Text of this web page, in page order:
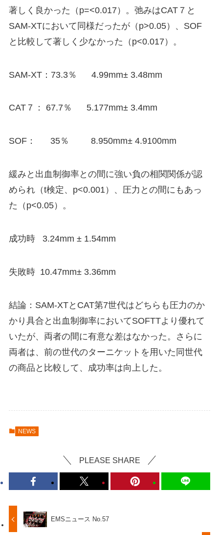
著しく良かった（p=<0.017）。弛みはCAT７と
SAM-XTにおいて同様だったが（p>0.05）、SOF
と比較して著しく少なかった（p<0.017）。
SAM-XT：73.3％ 4.99mm± 3.48mm
CAT７： 67.7％ 5.177mm± 3.4mm
SOF： 35％ 8.950mm± 4.9100mm
緩みと出血制御率との間に強い負の相関関係が認
められ（t検定、p<0.001）、圧力との間にもあっ
た（p<0.05）。
成功時 3.24mm ± 1.54mm
失敗時 10.47mm± 3.36mm
結論：SAM-XTとCAT第7世代はどちらも圧力のか
かり具合と出血制御率においてSOFTTより優れて
いたが、両者の間に有意な差はなかった。さらに
両者は、前の世代のターニケットを用いた同世代
の商品と比較して、成功率は向上した。
NEWS
PLEASE SHARE
EMSニュース No.57